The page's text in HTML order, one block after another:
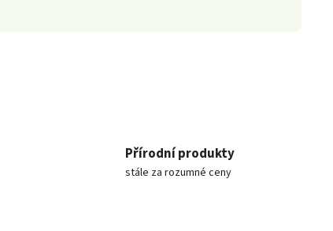
Přírodní produkty
stále za rozumné ceny